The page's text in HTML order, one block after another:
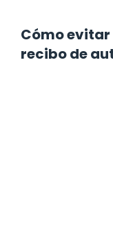
Cómo
recibo de